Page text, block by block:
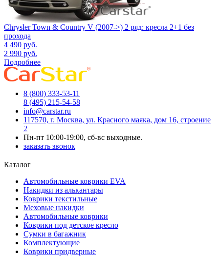
Chrysler Town & Country V (2007->) 2 ряд: кресла 2+1 без
прохода
4 490 руб.
2 990 руб.
Подробнее
8 (800) 333-53-11
8 (495) 215-54-58
info@carstar.ru
117570, г. Москва, ул. Красного маяка, дом 16, строение
2
Пн-пт 10:00-19:00, сб-вс выходные.
заказать звонок
Каталог
Автомобильные коврики EVA
Накидки из алькантары
Коврики текстильные
Меховые накидки
Автомобильные коврики
Коврики под детское кресло
Сумки в багажник
Комплектующие
Коврики придверные